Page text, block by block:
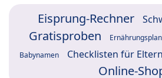
Eisprung-Rechner
Gratisproben Ernährungsplan
Babynamen Checklisten für Eltern
Online-